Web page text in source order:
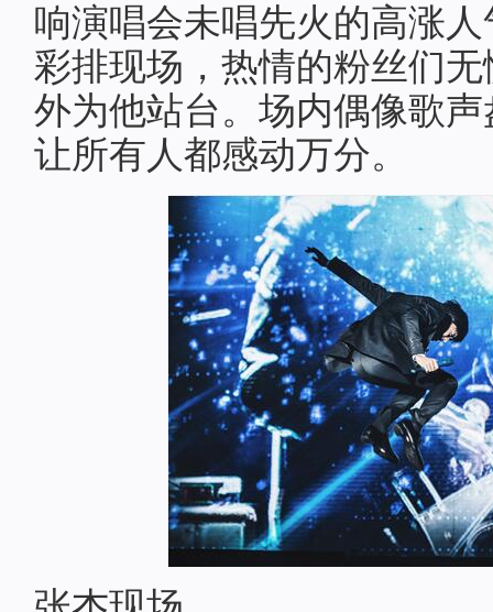
响演唱会未唱先火的高涨
彩排现场，热情的粉丝们
外为他站台。场内偶像歌
让所有人都感动万分。